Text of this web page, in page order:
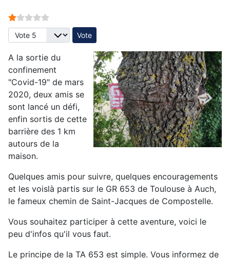
Vote utilisateur:
Veuillez voter
A la sortie du
confinement
"Covid-19" de mars
2020, deux amis se
sont lancé un défi,
enfin sortis de cette
barrière des 1 km
autours de la
maison.
Quelques amis pour suivre, quelques encouragements
et les voislà partis sur le GR 653 de Toulouse à Auch,
le fameux chemin de Saint-Jacques de Compostelle.
Vous souhaitez participer à cette aventure, voici le
peu d'infos qu'il vous faut.
Le principe de la TA 653 est simple. Vous informez de